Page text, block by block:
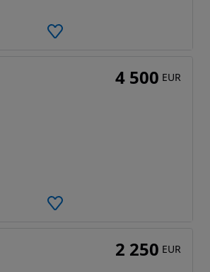
4 500 EUR
2 250 EUR